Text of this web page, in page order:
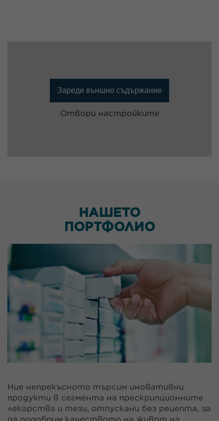
Зареди външно съдържание
Отвори настройките
НАШЕТО
ПОРТФОЛИО
Ние непрекъсното търсим иновативни
продукти в сегмента на прескрипционните
лекарства и тези, отпускани без рецепта, за
да подобрим качеството на живот на